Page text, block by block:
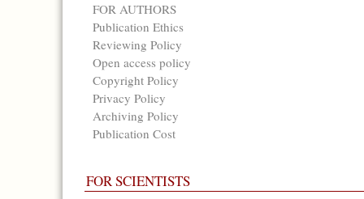
FOR AUTHORS
Publication Ethics
Reviewing Policy
Open access policy
Copyright Policy
Privacy Policy
Archiving Policy
Publication Cost
FOR SCIENTISTS